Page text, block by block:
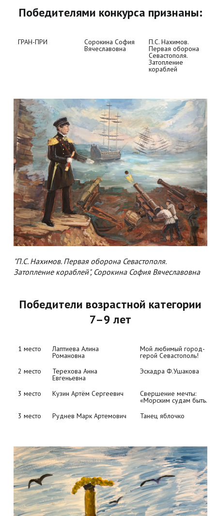
Победителями конкурса признаны:
ГРАН-ПРИ Сорокина София
Вячеславовна
П.С. Нахимов.
Первая оборона
Севастополя.
Затопление
кораблей
"П.С. Нахимов. Первая оборона Севастополя.
Затопление кораблей", Сорокина София Вячеславовна
Победители возрастной категории
7–9 лет
1 место Лаптиева Алина
Романовна
Мой любимый город-
герой Севастополь!
2 место
Терехова Анна
Евгеньевна
Эскадра Ф.Ушакова
3 место Кузин Артём Сергеевич Свершение мечты:
«Морским судам быть…»
3 место
Руднев Марк Артемович Танец яблочко